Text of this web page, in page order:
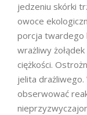
jedzeniu skórki
owoce
porcja twardego
wrażliwy
ciężkości.
jelita drażliwego.
obserwować